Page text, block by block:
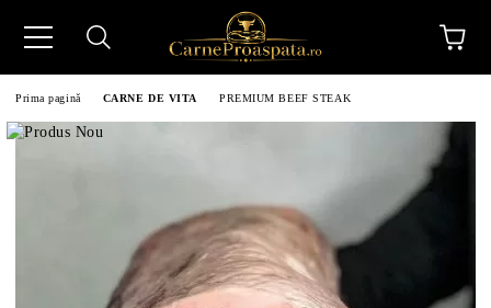
Prima pagină CARNE DE VITA PREMIUM BEEF STEAK